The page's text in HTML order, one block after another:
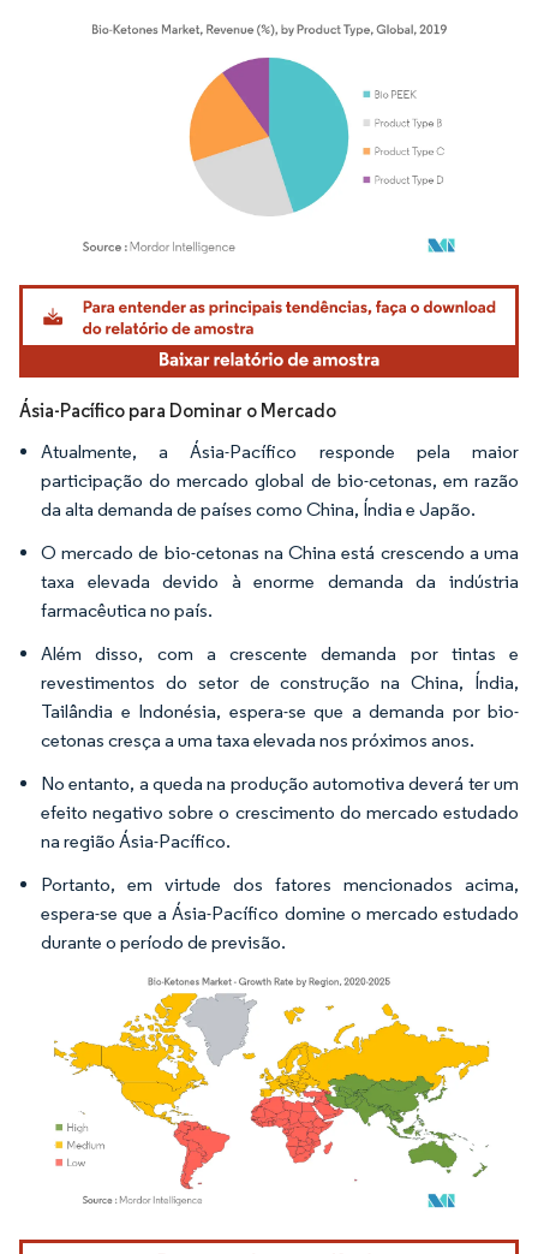
Imagem © Mordor Intelligence. O reuso requer atribuição conforme CC BY 4.0.
Ásia-Pacífico para Dominar o Mercado
Atualmente, a Ásia-Pacífico responde pela maior
participação do mercado global de bio-cetonas, em razão
da alta demanda de países como China, Índia e Japão.
O mercado de bio-cetonas na China está crescendo a uma
taxa elevada devido à enorme demanda da indústria
farmacêutica no país.
Além disso, com a crescente demanda por tintas e
revestimentos do setor de construção na China, Índia,
Tailândia e Indonésia, espera-se que a demanda por bio-
cetonas cresça a uma taxa elevada nos próximos anos.
No entanto, a queda na produção automotiva deverá ter um
efeito negativo sobre o crescimento do mercado estudado
na região Ásia-Pacífico.
Portanto, em virtude dos fatores mencionados acima,
espera-se que a Ásia-Pacífico domine o mercado estudado
durante o período de previsão.
Imagem © Mordor Intelligence. O reuso requer atribuição conforme CC BY 4.0.